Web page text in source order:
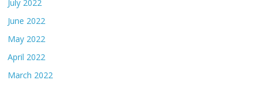
July 2022
June 2022
May 2022
April 2022
March 2022